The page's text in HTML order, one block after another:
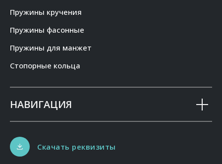
Пружины кручения
Пружины фасонные
Пружины для манжет
Стопорные кольца
НАВИГАЦИЯ
Скачать реквизиты